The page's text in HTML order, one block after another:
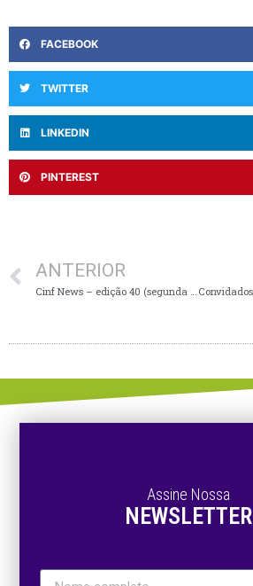
FACEBOOK
TWITTER
LINKEDIN
PINTEREST
ANTERIOR
Assine Nossa
NEWSLETTER